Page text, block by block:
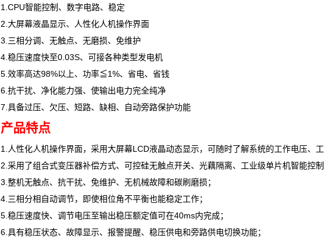
1.CPU智能控制、数字电路、稳定
2.大屏幕液晶显示、人性化人机操作界面
3.三相分调、无触点、无磨损、免维护
4.稳压速度快至0.03S、可接各种类型发电机
5.效率高达98%以上、功率≦1%、省电、省钱
6.抗干扰、净化能力强、使输出电力完全纯净
7.具备过压、欠压、短路、缺相、自动旁路保护功能
产品特点
1.人性化人机操作界面，采用大屏幕LCD液晶动态显示，可随时了解系统的工作电压、
2.采用了组合式变压器补偿方式、可控硅无触点开关、光藕隔离、工业级单片机智能控
3.整机无触点、抗干扰、免维护、无机械故障和碳刷磨损；
4.三相分相自动调节，即使相位角不平衡也能稳定工作；
5.稳压速度快、调节电压至输出稳压额定值可在40ms内完成；
6.具有稳压状态、故障显示、报警提醒、稳压供电和旁路供电切换功能；